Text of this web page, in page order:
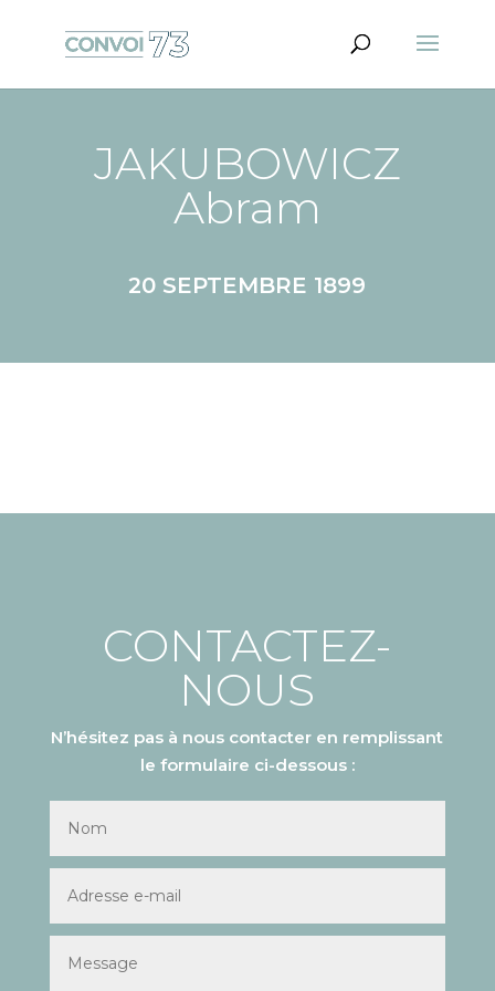
JAKUBOWICZ
Abram
20 SEPTEMBRE 1899
CONTACTEZ-
NOUS
N’hésitez pas à nous contacter en remplissant
le formulaire ci-dessous :